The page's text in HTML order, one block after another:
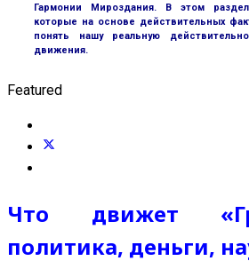
Гармонии Мироздания. В этом
которые на основе действительных
понять нашу реальную
движения.
Featured
Что движет
политика, деньги,